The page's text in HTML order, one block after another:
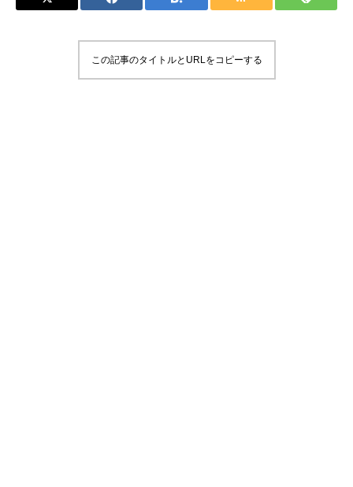
この記事のタイトルとURLをコピーする